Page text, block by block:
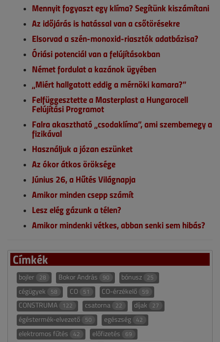
Mennyit fogyaszt egy klíma? Segítünk kiszámítani
Az időjárás is hatással van a csőtörésekre
Elsorvad a szén-monoxid-riasztók adatbázisa?
Óriási potenciál van a felújításokban
Német fordulat a kazánok ügyében
„Miért hallgatott eddig a mérnöki kamara?”
Felfüggesztette a Masterplast a Hungarocell
Felújítási Programot
Falra akasztható „csodaklíma”, ami szembemegy a
fizikával
Használjuk a józan eszünket
Az ókor átkos öröksége
Június 26, a Hűtés Világnapja
Amikor minden csepp számít
Lesz elég gázunk a télen?
Amikor mindenki vétkes, abban senki sem hibás?
Címkék
bojler 28 Bokor András 90 bónusz 25
cégügyek 58 CO 51 CO-érzékelő 59
CONSTRUMA 122 csatorna 22 díjak 27
égéstermék-elvezető 50 egészség 42
elektromos fűtés 42 előfizetés 69